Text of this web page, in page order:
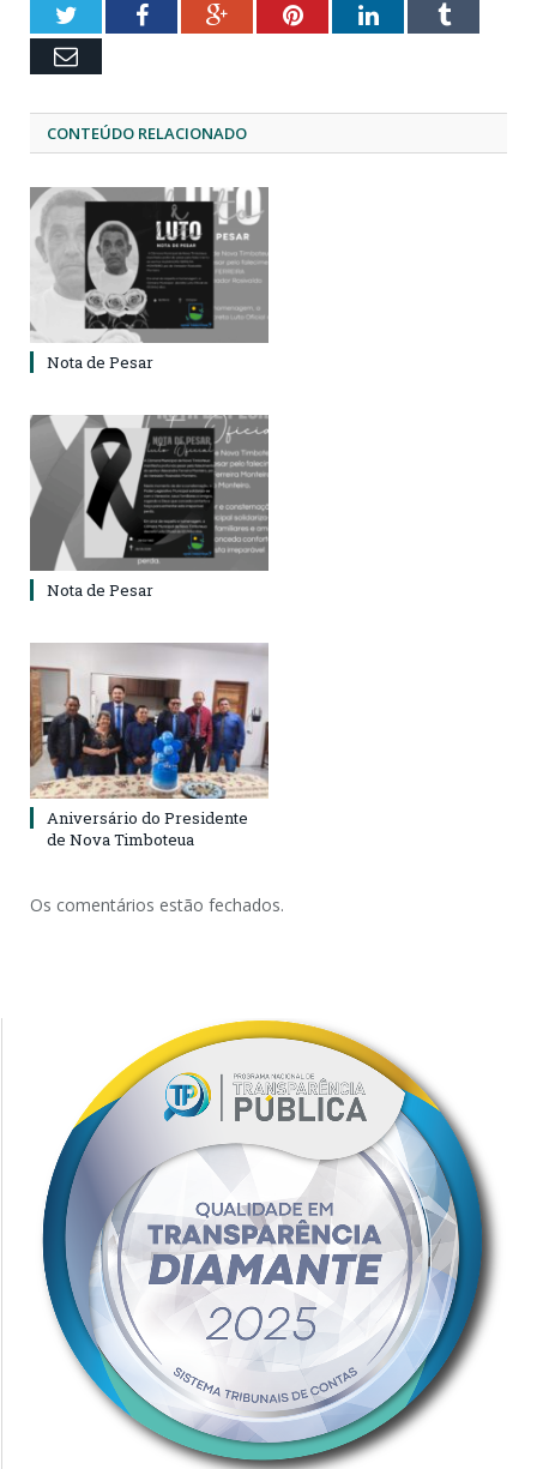
TwitterFacebookGoogle+PinterestLinkedInTumblr
Email
CONTEÚDO RELACIONADO
Nota de Pesar
Nota de Pesar
Aniversário do Presidente
de Nova Timboteua
Os comentários estão fechados.